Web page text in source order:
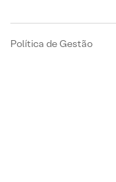
Política de Gestão